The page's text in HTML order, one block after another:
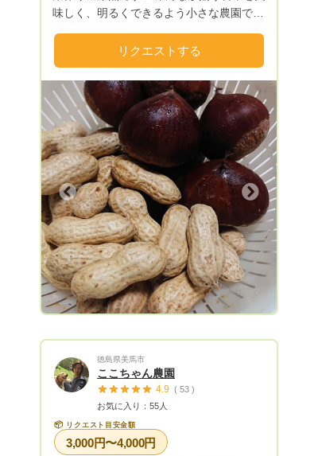
味しく、明るくできるよう小さな農園で夫
作りや肥料もまだまだ研究中ですが、愛情
いっぱいで育てています。 無農薬で安
心・安全のお野菜❗❗ 無農薬ですので多少の
虫食いがありますが、品質には問題はござ
いません👍 気になる事がありましたら、
お気軽ににメッセージお願い致します☀️ ✨
定期購入始めました✨ お野菜のお楽しみ
BOXをお届け致します。 詳しくは、メッ
セージにてお願い致します(^-^)/ 暑い時期
はクール便代金、2回お届けでプラス440
円頂いております❗
リクエストする
Next
徳島県美馬市
ここちゃん農園
4.9 ( 53 )
お気に入り：55人
📦 リクエスト目安金額
3,000円〜4,000円